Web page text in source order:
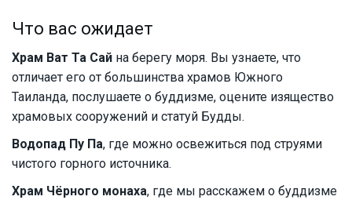
Что вас ожидает
Храм Ват Та Сай на берегу моря. Вы узнаете, что
отличает его от большинства храмов Южного
Таиланда, послушаете о буддизме, оцените изящество
храмовых сооружений и статуй Будды.
Водопад Пу Па, где можно освежиться под струями
чистого горного источника.
Храм Чёрного монаха, где мы расскажем о буддизме